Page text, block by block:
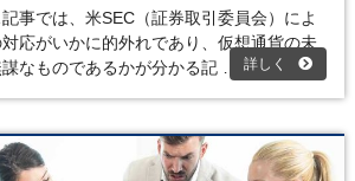
事では、米SEC（証券取引委員会）によ
応がいかに的外れであり、仮想通貨の未
なものであるかが分かる記 …
詳しく